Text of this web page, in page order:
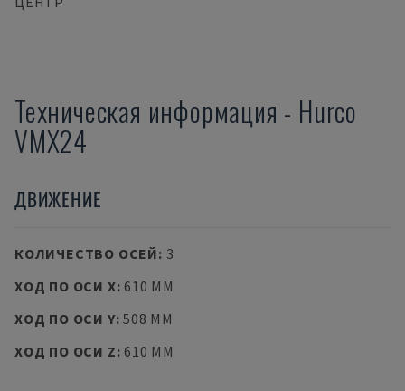
Техническая информация - Hurco
VMX24
ДВИЖЕНИЕ
КОЛИЧЕСТВО ОСЕЙ: 3
ХОД ПО ОСИ X: 610 MM
ХОД ПО ОСИ Y:508 MM
ХОД ПО ОСИ Z: 610 MM